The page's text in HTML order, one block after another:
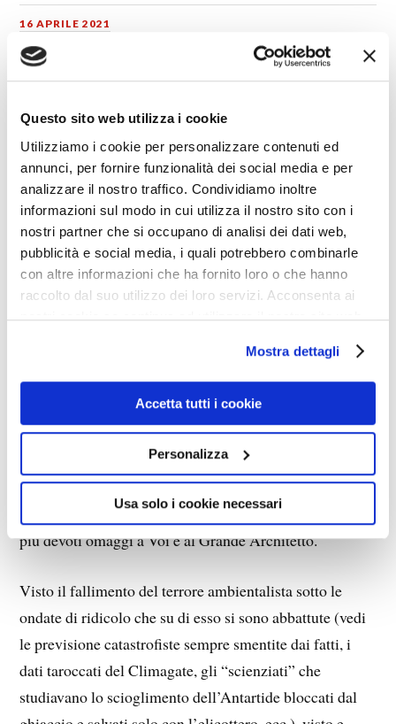
Questo sito web utilizza i cookie
Utilizziamo i cookie per personalizzare contenuti ed
annunci, per fornire funzionalità dei social media e per
analizzare il nostro traffico. Condividiamo inoltre
informazioni sul modo in cui utilizza il nostro sito con i
nostri partner che si occupano di analisi dei dati web,
pubblicità e social media, i quali potrebbero combinarle
con altre informazioni che ha fornito loro o che hanno
raccolto dal suo utilizzo dei loro servizi. Acconsenta ai
nostri cookie se continua ad utilizzare il nostro sito web.
Mostra dettagli
Accetta tutti i cookie
Personalizza
Usa solo i cookie necessari
16 APRILE 2021
CAELI ENARRANT GLORIAM DEI
MONDIALISMO
RIDICULARIA
BA-FO-TO
Relazione sul piano Ba-Fo-To
Ai Supremi Maestri Illuminati dell’Orbe Terracqueo, i
più devoti omaggi a Voi e al Grande Architetto.
Visto il fallimento del terrore ambientalista sotto le
ondate di ridicolo che su di esso si sono abbattute (vedi
le previsione catastrofiste sempre smentite dai fatti, i
dati taroccati del Climagate, gli “scienziati” che
studiavano lo scioglimento dell’Antartide bloccati dal